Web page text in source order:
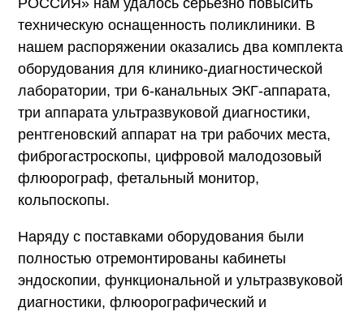
техническую оснащенность поликлиники. В
нашем распоряжении оказались два комплекта
оборудования для клинико-диагностической
лаборатории, три 6-канальных ЭКГ-аппарата,
три аппарата ультразвуковой диагностики,
рентгеновский аппарат на три рабочих места,
фиброгастроскопы, цифровой малодозовый
флюорограф, фетальный монитор,
кольпоскопы.
Наряду с поставками оборудования были
полностью отремонтированы кабинеты
эндоскопии, функциональной и ультразвуковой
диагностики, флюорографический и